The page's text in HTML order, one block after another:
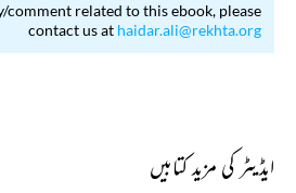
comment related to this ebook, please
contact us at haidar.ali@rekhta.org
ایڈیٹر کی مزید کتابیں